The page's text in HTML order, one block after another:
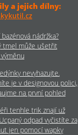
a jejich dílny:
bazénová nádržka?
tmel může ušetřit
nevyhazujte.
je v designovou polici,
na první pohled
tenhle trik znají už
odpad vyčistíte za
jen pomocí wapky